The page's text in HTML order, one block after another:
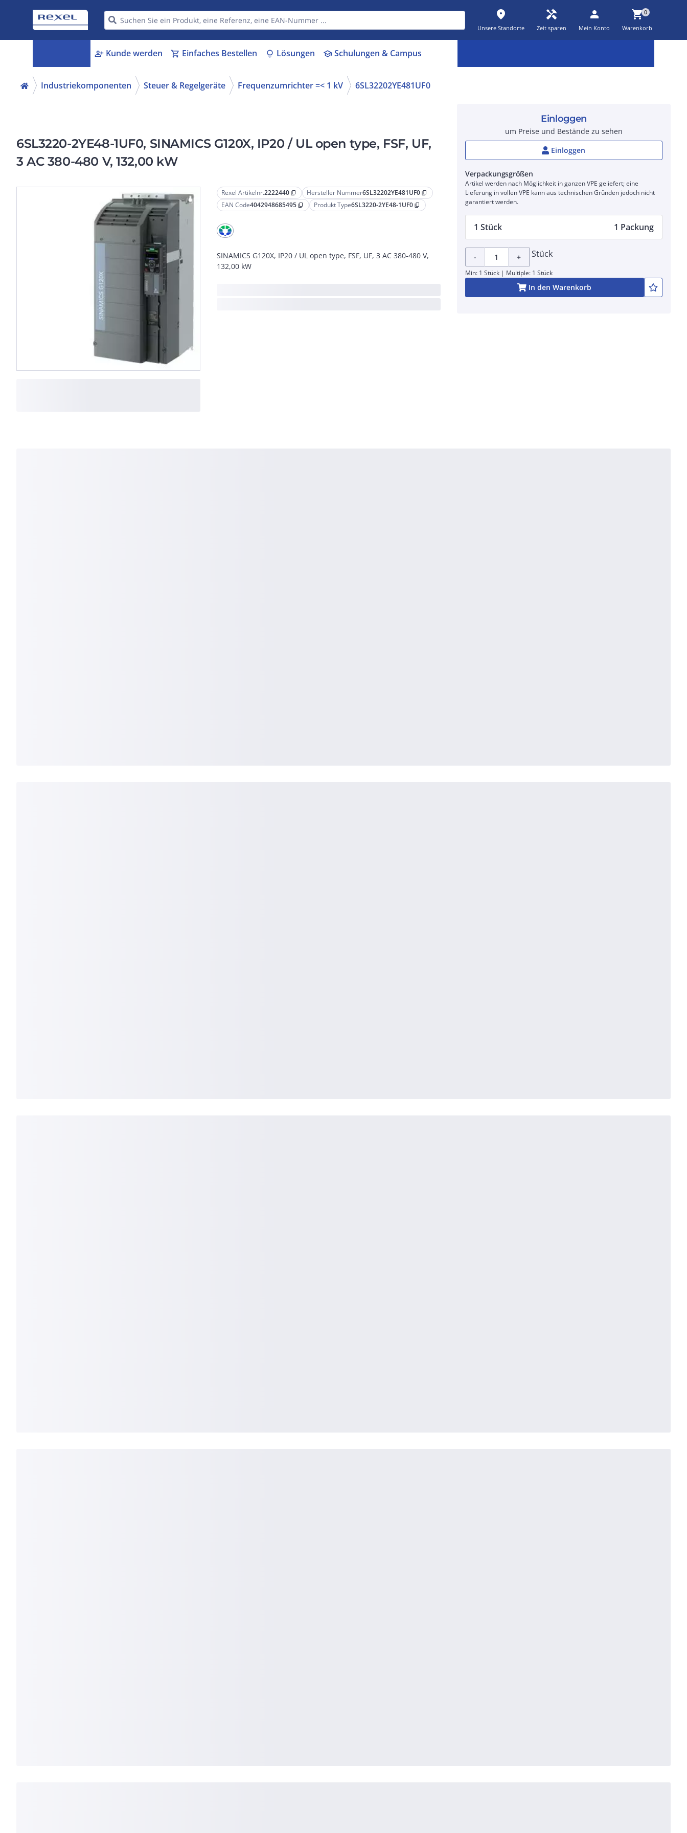
place
Unsere Standorte
handyman
Zeit sparen
person
Mein Konto
shopping_cart0
Warenkorb
person_add Kunde werden shopping_cart Einfaches Bestellen lightbulb Lösungen schoolSchulungen & Campus
Industriekomponenten Steuer & Regelgeräte Frequenzumrichter =< 1 kV 6SL32202YE481UF0
6SL3220-2YE48-1UF0, SINAMICS G120X, IP20 / UL open type, FSF, UF,
3 AC 380-480 V, 132,00 kW
Rexel Artikelnr.2222440 content_copy Hersteller Nummer6SL32202YE481UF0 content_copy
EAN Code4042948685495 content_copy Produkt Type6SL3220-2YE48-1UF0 content_copy
SINAMICS G120X, IP20 / UL open type, FSF, UF, 3 AC 380-480 V,
132,00 kW
Einloggen
um Preise und Bestände zu sehen
Einloggen
Verpackungsgrößen
Artikel werden nach Möglichkeit in ganzen VPE geliefert; eine
Lieferung in vollen VPE kann aus technischen Gründen jedoch nicht
garantiert werden.
1 Stück 1 Packung
- + Stück
Min: 1 Stück | Multiple: 1 Stück
In den Warenkorb